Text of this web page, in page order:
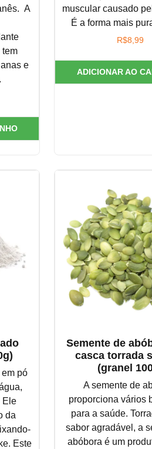
A
e
muscular causado
É a forma mais
R$8,99
ADICIONAR AO
pó
Ele
da
Este
Semente de
casca torrada
(granel
A semente de
proporciona vários
para a saúde.
sabor agradável, a
abóbora é um